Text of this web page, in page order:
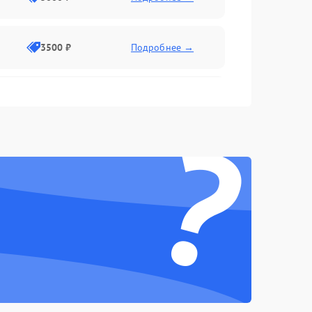
3500 ₽ Подробнее →
2000 ₽ Подробнее →
Подробнее →
Подробнее →
?